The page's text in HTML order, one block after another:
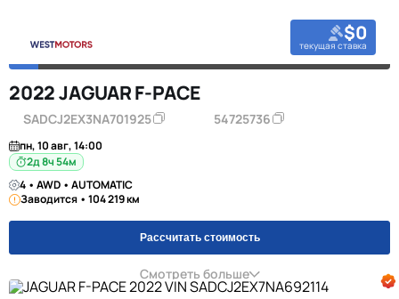
$0
текущая ставка
2022 JAGUAR F-PACE
SADCJ2EX3NA701925 54725736
пн, 10 авг, 14:00
2д 8ч 54м
4 • AWD • AUTOMATIC
Заводится • 104 219 км
Рассчитать стоимость
Смотреть больше